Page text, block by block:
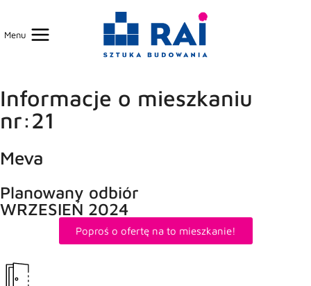
Menu
Informacje o mieszkaniu
nr:21
Meva
Planowany odbiór
WRZESIEŃ 2024
Poproś o ofertę na to mieszkanie!